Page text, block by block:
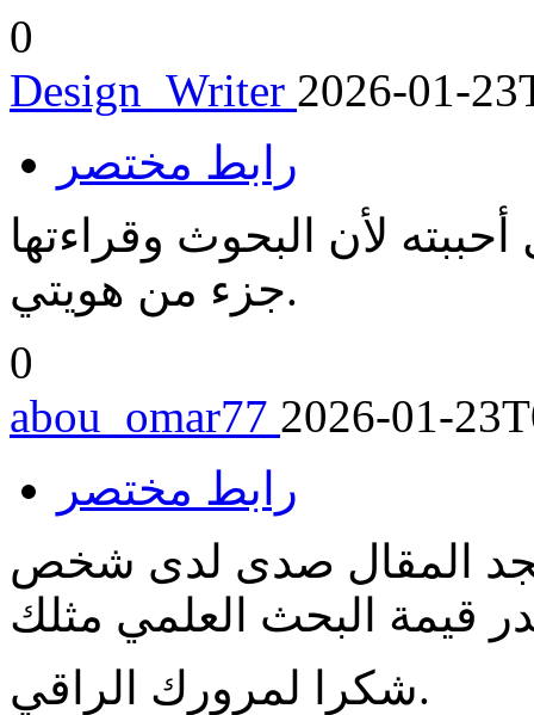
0
Design_Writer 2026-01-
رابط مختصر
لأن البحوث وقراءتها
جزء من هويتي.
0
abou_omar77 2026-01-
رابط مختصر
المقال صدى لدى شخص
شكرا لمرورك الراقي.